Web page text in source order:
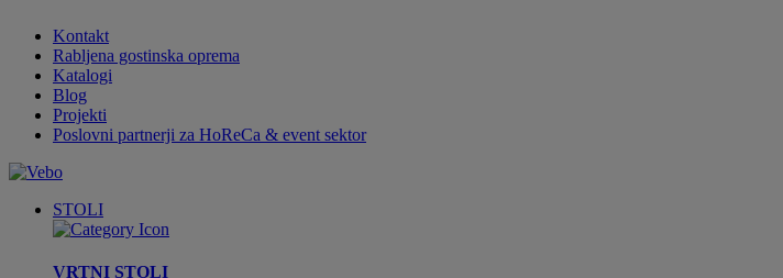
Kontakt
Rabljena gostinska oprema
Katalogi
Blog
Projekti
Poslovni partnerji za HoReCa & event sektor
STOLI
VRTNI STOLI